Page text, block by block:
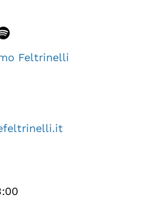
Feltrinelli